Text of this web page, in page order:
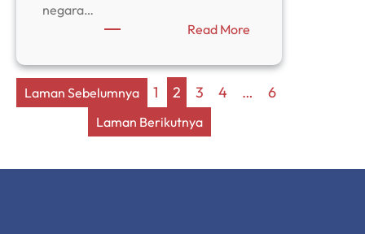
negara…
Read More
Unmasked:
Politics
Iconic
Laman Sebelumnya 1 2 3 4 … 6
Laman Berikutnya